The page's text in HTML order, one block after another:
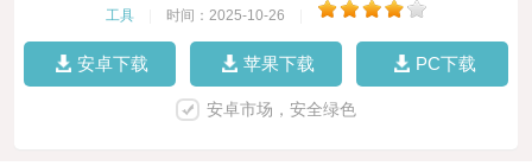
工具 时间：2025-10-26
安卓下载 苹果下载 PC下载
安卓市场，安全绿色